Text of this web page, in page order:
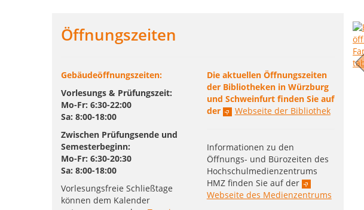
Öffnungszeiten
Gebäudeöffnungszeiten:
Vorlesungs & Prüfungszeit:
Mo-Fr: 6:30-22:00
Sa: 8:00-18:00
Zwischen Prüfungsende und
Semesterbeginn:
Mo-Fr: 6:30-20:30
Sa: 8:00-18:00
Vorlesungsfreie Schließtage
können dem Kalender
Die aktuellen Öffnungszeiten
der Bibliotheken in Würzburg
und Schweinfurt finden Sie auf
der
Webseite der Bibliothek
Informationen zu den
Öffnungs- und Bürozeiten des
Hochschulmedienzentrums
HMZ finden Sie auf der
Webseite des Medienzentrums